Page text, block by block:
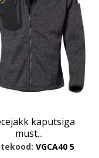
kaputsiga
must...
VGCA40 5